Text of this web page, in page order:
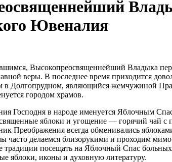
Ювеналия
Высокопреосвященнейший Владыка
веры. В последнее время приходится
в Долгопрудном, являющийся жемчужиной
городом храмов.
Господня в народе именуется Яблочным
яблоки и угощение — горячий чай с
Преображения всегда обменивались
часто делаемся близорукими и проходим
традиции посещать на Яблочный Спас
яблоки, иконы и духовную литературу.